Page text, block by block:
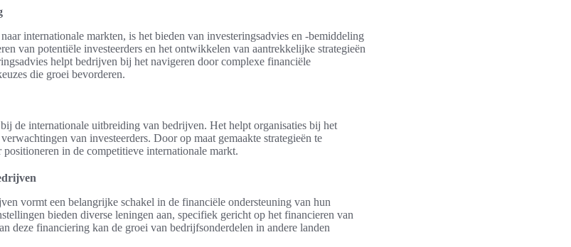
internationale markten, is het bieden van investeringsadvies en -bemiddeling
van potentiële investeerders en het ontwikkelen van aantrekkelijke strategieën
helpt bedrijven bij het navigeren door complexe financiële
die groei bevorderen.
de internationale uitbreiding van bedrijven. Het helpt organisaties bij het
van investeerders. Door op maat gemaakte strategieën te
in de competitieve internationale markt.
vormt een belangrijke schakel in de financiële ondersteuning van hun
bieden diverse leningen aan, specifiek gericht op het financieren van
deze financiering kan de groei van bedrijfsonderdelen in andere landen